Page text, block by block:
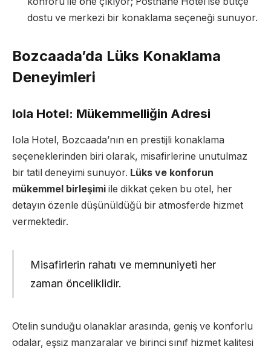
dostu ve merkezi bir konaklama seçeneği sunuyor.
Bozcaada’da Lüks Konaklama
Deneyimleri
Iola Hotel: Mükemmelliğin Adresi
Iola Hotel, Bozcaada’nın en prestijli konaklama
seçeneklerinden biri olarak, misafirlerine unutulmaz
bir tatil deneyimi sunuyor. Lüks ve konforun
mükemmel birleşimi ile dikkat çeken bu otel, her
detayın özenle düşünüldüğü bir atmosferde hizmet
vermektedir.
Misafirlerin rahatı ve memnuniyeti her
zaman önceliklidir.
Otelin sunduğu olanaklar arasında, geniş ve konforlu
odalar, eşsiz manzaralar ve birinci sınıf hizmet kalitesi